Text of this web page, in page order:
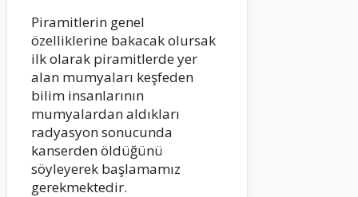
Piramitlerin genel
özelliklerine bakacak olursak
ilk olarak piramitlerde yer
alan mumyaları keşfeden
bilim insanlarının
mumyalardan aldıkları
radyasyon sonucunda
kanserden öldüğünü
söyleyerek başlamamız
gerekmektedir.